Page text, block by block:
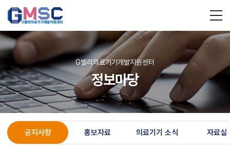
G밸리의료기기개발지원센터
정보마당
공지사항 홍보자료 의료기기 소식 자료실